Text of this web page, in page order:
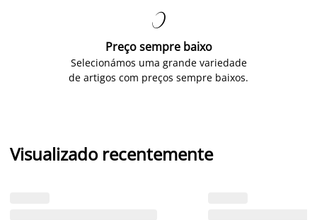

Preço sempre baixo
Selecionámos uma grande variedade
de artigos com preços sempre baixos.
Visualizado recentemente